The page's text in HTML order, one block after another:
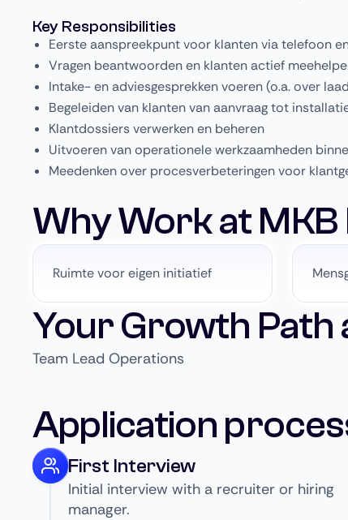
Key Responsibilities
Eerste aanspreekpunt voor klanten via telefoon
Vragen beantwoorden en klanten actief
Intake- en adviesgesprekken voeren (o.a. over
Begeleiden van klanten van aanvraag tot
Klantdossiers verwerken en beheren
Uitvoeren van operationele werkzaamheden
Meedenken over procesverbeteringen voor
Why Work at
Ruimte voor eigen initiatief
Your Growth Path
Team Lead Operations
Application
First Interview
Initial interview with a recruiter or hiring
manager.